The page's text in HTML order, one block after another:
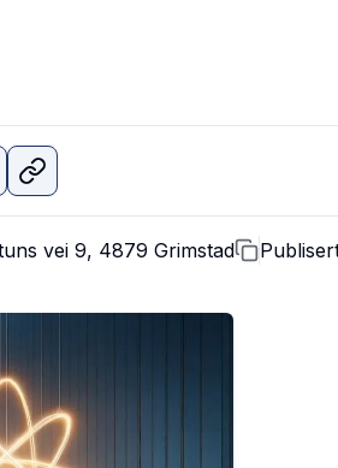
vei 9, 4879 Grimstad